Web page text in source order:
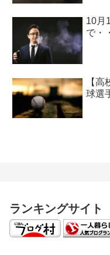
10月
で・
【
球選
ランキングサイト